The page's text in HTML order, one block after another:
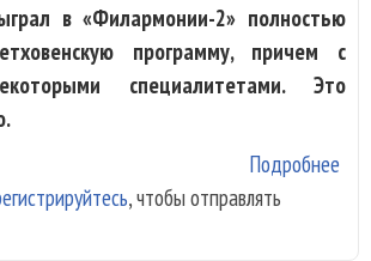
в «Филармонии-2» полностью
программу, причем с
специалитетами. Это
Подробнее
, чтобы отправлять